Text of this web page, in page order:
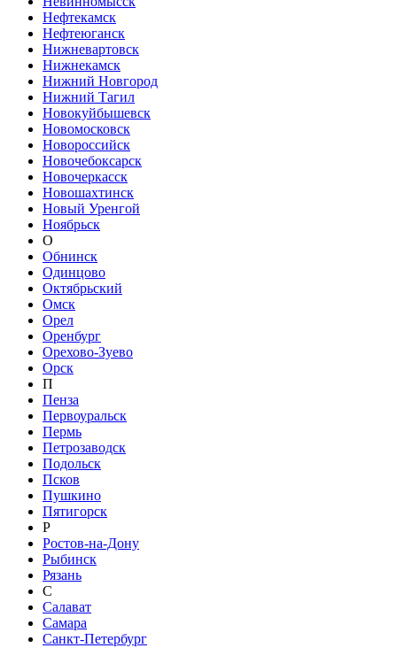
Нефтекамск
Нефтеюганск
Нижневартовск
Нижнекамск
Нижний Новгород
Нижний Тагил
Новокуйбышевск
Новомосковск
Новороссийск
Новочебоксарск
Новочеркасск
Новошахтинск
Новый Уренгой
Ноябрьск
О
Обнинск
Одинцово
Октябрьский
Омск
Орел
Оренбург
Орехово-Зуево
Орск
П
Пенза
Первоуральск
Пермь
Петрозаводск
Подольск
Псков
Пушкино
Пятигорск
Р
Ростов-на-Дону
Рыбинск
Рязань
С
Салават
Самара
Санкт-Петербург